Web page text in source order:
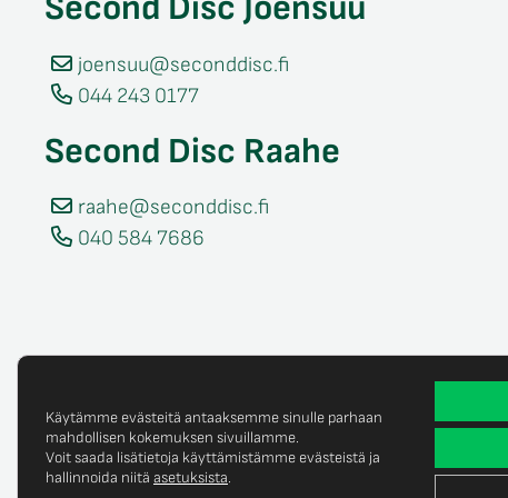
joensuu@seconddisc.fi
044 243 0177
Second Disc Raahe
raahe@seconddisc.fi
040 584 7686
© Copyright 2025 Second Disc Oy Tietosuojaseloste
Käytämme evästeitä antaaksemme sinulle parhaan
mahdollisen kokemuksen sivuillamme.
Voit saada lisätietoja käyttämistämme evästeistä ja
hallinnoida niitä asetuksista.